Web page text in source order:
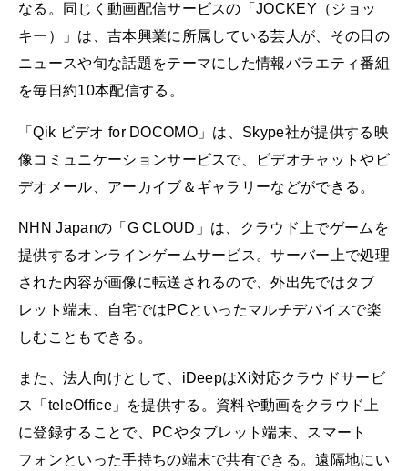
なる。同じく動画配信サービスの「JOCKEY（ジョッ
キー）」は、吉本興業に所属している芸人が、その日の
ニュースや旬な話題をテーマにした情報バラエティ番組
を毎日約10本配信する。
「Qik ビデオ for DOCOMO」は、Skype社が提供する映
像コミュニケーションサービスで、ビデオチャットやビ
デオメール、アーカイブ＆ギャラリーなどができる。
NHN Japanの「G CLOUD」は、クラウド上でゲームを
提供するオンラインゲームサービス。サーバー上で処理
された内容が画像に転送されるので、外出先ではタブ
レット端末、自宅ではPCといったマルチデバイスで楽
しむこともできる。
また、法人向けとして、iDeepはXi対応クラウドサービ
ス「teleOffice」を提供する。資料や動画をクラウド上
に登録することで、PCやタブレット端末、スマート
フォンといった手持ちの端末で共有できる。遠隔地にい